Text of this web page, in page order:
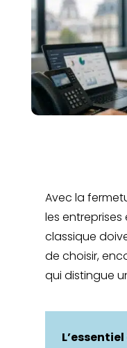
Avec la
les
classique
de choisir,
qui distingue un